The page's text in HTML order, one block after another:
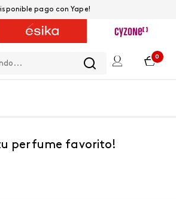
0
pago con Yape!
perfume favorito!